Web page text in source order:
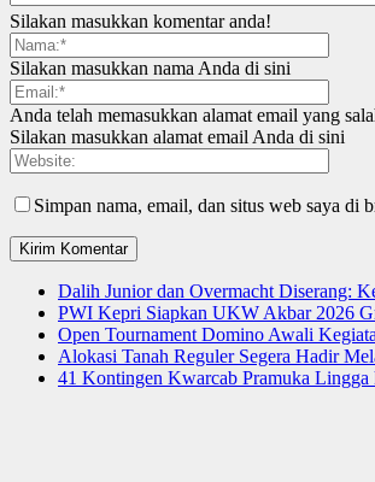
Silakan masukkan komentar anda!
Silakan masukkan nama Anda di sini
Anda telah memasukkan alamat email yang
Silakan masukkan alamat email Anda di sini
Simpan nama, email, dan situs web saya di
Dalih Junior dan Overmacht Diserang:
PWI Kepri Siapkan UKW Akbar 2026
Open Tournament Domino Awali
Alokasi Tanah Reguler Segera Hadir
41 Kontingen Kwarcab Pramuka Lingga